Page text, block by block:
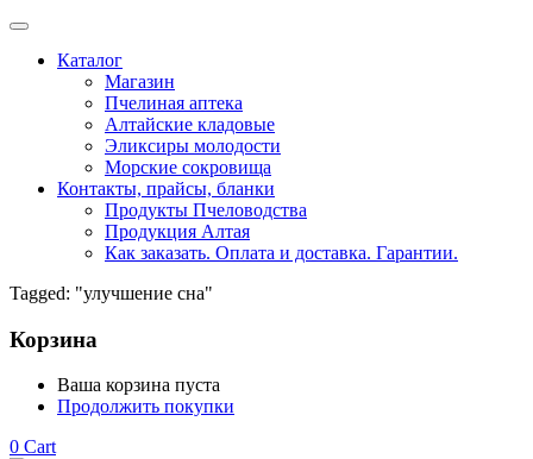
Каталог
Магазин
Пчелиная аптека
Алтайские кладовые
Эликсиры молодости
Морские сокровища
Контакты, прайсы, бланки
Продукты Пчеловодства
Продукция Алтая
Как заказать. Оплата и доставка. Гарантии.
Tagged: "улучшение сна"
Корзина
Ваша корзина пуста
Продолжить покупки
0 Cart